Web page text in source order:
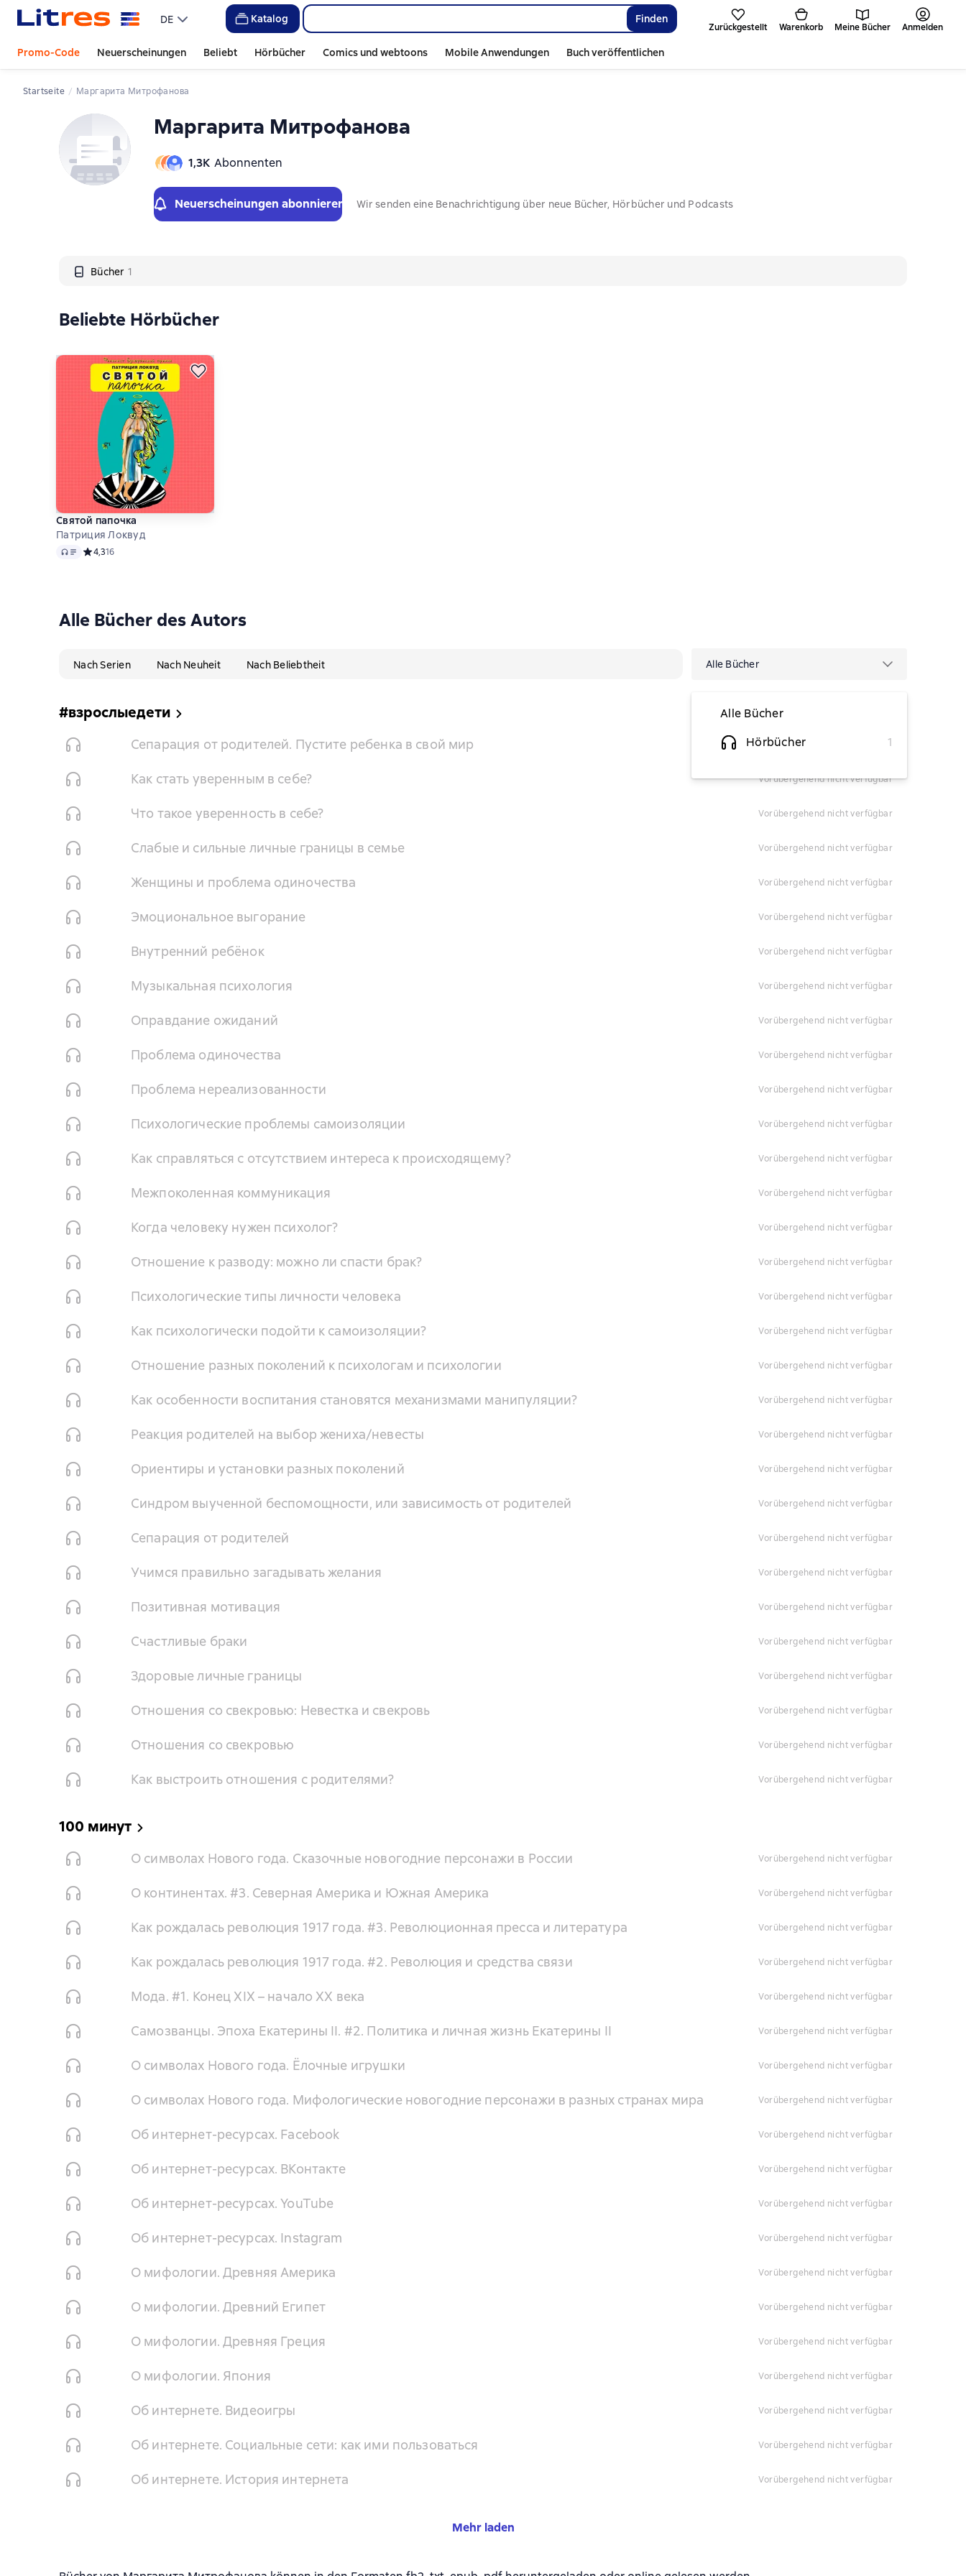
DE Katalog Finden
Zurückgestellt Warenkorb Meine Bücher Anmelden
Promo-Code Neuerscheinungen Beliebt Hörbücher Comics und webtoons Mobile Anwendungen Buch veröffentlichen
Startseite Маргарита Митрофанова
Маргарита Митрофанова
1,3К Abonnenten
Neuerscheinungen abonnieren Wir senden eine Benachrichtigung über neue Bücher, Hörbücher und Podcasts
Bücher 1
Слайдер с книгами
Beliebte Hörbücher
Святой папочка
Патриция Локвуд
Audio Средний рейтинг 4,3 на основе 16 оценок
4,316
Alle Bücher des Autors
Nach Serien Nach Neuheit Nach Beliebtheit Alle Bücher
Alle Bücher
Hörbücher
1
#взрослыедети
Сепарация от родителей. Пустите ребенка в свой мир vorübergehend nicht verfügbar
Как стать уверенным в себе? vorübergehend nicht verfügbar
Что такое уверенность в себе? vorübergehend nicht verfügbar
Слабые и сильные личные границы в семье vorübergehend nicht verfügbar
Женщины и проблема одиночества vorübergehend nicht verfügbar
Эмоциональное выгорание vorübergehend nicht verfügbar
Внутренний ребёнок vorübergehend nicht verfügbar
Музыкальная психология vorübergehend nicht verfügbar
Оправдание ожиданий vorübergehend nicht verfügbar
Проблема одиночества vorübergehend nicht verfügbar
Проблема нереализованности vorübergehend nicht verfügbar
Психологические проблемы самоизоляции vorübergehend nicht verfügbar
Как справляться с отсутствием интереса к происходящему? vorübergehend nicht verfügbar
Межпоколенная коммуникация vorübergehend nicht verfügbar
Когда человеку нужен психолог? vorübergehend nicht verfügbar
Отношение к разводу: можно ли спасти брак? vorübergehend nicht verfügbar
Психологические типы личности человека vorübergehend nicht verfügbar
Как психологически подойти к самоизоляции? vorübergehend nicht verfügbar
Отношение разных поколений к психологам и психологии vorübergehend nicht verfügbar
Как особенности воспитания становятся механизмами манипуляции? vorübergehend nicht verfügbar
Реакция родителей на выбор жениха/невесты vorübergehend nicht verfügbar
Ориентиры и установки разных поколений vorübergehend nicht verfügbar
Синдром выученной беспомощности, или зависимость от родителей vorübergehend nicht verfügbar
Сепарация от родителей vorübergehend nicht verfügbar
Учимся правильно загадывать желания vorübergehend nicht verfügbar
Позитивная мотивация vorübergehend nicht verfügbar
Счастливые браки vorübergehend nicht verfügbar
Здоровые личные границы vorübergehend nicht verfügbar
Отношения со свекровью: Невестка и свекровь vorübergehend nicht verfügbar
Отношения со свекровью vorübergehend nicht verfügbar
Как выстроить отношения с родителями? vorübergehend nicht verfügbar
100 минут
О символах Нового года. Сказочные новогодние персонажи в России vorübergehend nicht verfügbar
О континентах. #3. Северная Америка и Южная Америка vorübergehend nicht verfügbar
Как рождалась революция 1917 года. #3. Революционная пресса и литература vorübergehend nicht verfügbar
Как рождалась революция 1917 года. #2. Революция и средства связи vorübergehend nicht verfügbar
Мода. #1. Конец XIX – начало XX века vorübergehend nicht verfügbar
Самозванцы. Эпоха Екатерины II. #2. Политика и личная жизнь Екатерины II vorübergehend nicht verfügbar
О символах Нового года. Ёлочные игрушки vorübergehend nicht verfügbar
О символах Нового года. Мифологические новогодние персонажи в разных странах мира vorübergehend nicht verfügbar
Об интернет-ресурсах. Facebook vorübergehend nicht verfügbar
Об интернет-ресурсах. ВКонтакте vorübergehend nicht verfügbar
Об интернет-ресурсах. YouTube vorübergehend nicht verfügbar
Об интернет-ресурсах. Instagram vorübergehend nicht verfügbar
О мифологии. Древняя Америка vorübergehend nicht verfügbar
О мифологии. Древний Египет vorübergehend nicht verfügbar
О мифологии. Древняя Греция vorübergehend nicht verfügbar
О мифологии. Япония vorübergehend nicht verfügbar
Об интернете. Видеоигры vorübergehend nicht verfügbar
Об интернете. Социальные сети: как ими пользоваться vorübergehend nicht verfügbar
Об интернете. История интернета vorübergehend nicht verfügbar
Mehr laden